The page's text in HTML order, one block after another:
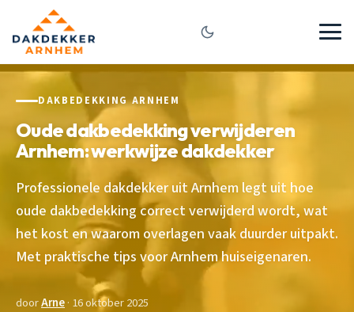
DAKBEDEKKING ARNHEM
Oude dakbedekking verwijderen
Arnhem: werkwijze dakdekker
Professionele dakdekker uit Arnhem legt uit hoe
oude dakbedekking correct verwijderd wordt, wat
het kost en waarom overlagen vaak duurder uitpakt.
Met praktische tips voor Arnhem huiseigenaren.
doorArne· 16 oktober 2025